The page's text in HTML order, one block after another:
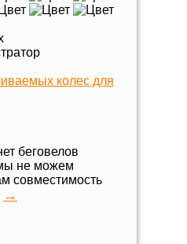
беговелов
не можем
совместимость
→